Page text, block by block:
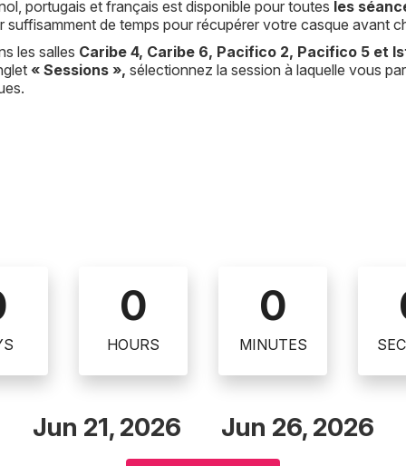
portugais et français est disponible pour toutes les
suffisamment de temps pour récupérer votre casque avant
les salles Caribe 4, Caribe 6, Pacifico 2, Pacifico 5 et
« Sessions », sélectionnez la session à laquelle vous
0
HOURS
0
MINUTES
Jun 21, 2026 Jun 26, 2026